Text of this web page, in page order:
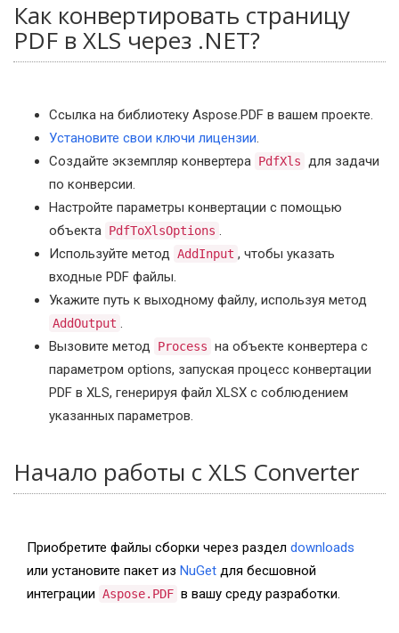
Как конвертировать страницу
PDF в XLS через .NET?
Ссылка на библиотеку Aspose.PDF в вашем проекте.
Установите свои ключи лицензии.
Создайте экземпляр конвертера PdfXls для задачи
по конверсии.
Настройте параметры конвертации с помощью
объекта PdfToXlsOptions .
Используйте метод AddInput , чтобы указать
входные PDF файлы.
Укажите путь к выходному файлу, используя метод
AddOutput .
Вызовите метод
Process на объекте конвертера с
параметром options, запуская процесс конвертации
PDF в XLS, генерируя файл XLSX с соблюдением
указанных параметров.
Начало работы с XLS Converter
Приобретите файлы сборки через раздел downloads
или установите пакет из NuGet для бесшовной
интеграции Aspose.PDF в вашу среду разработки.